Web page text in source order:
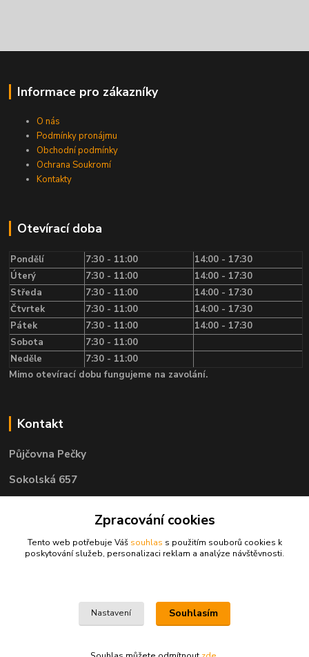
Informace pro zákazníky
O nás
Podmínky pronájmu
Obchodní podmínky
Ochrana Soukromí
Kontakty
Otevírací doba
Pondělí 7:30 - 11:00
14:00 - 17:30
Úterý
7:30 - 11:00
14:00 - 17:30
Středa
7:30 - 11:00
14:00 - 17:30
Čtvrtek
7:30 - 11:00
14:00 - 17:30
Pátek
7:30 - 11:00
14:00 - 17:30
Sobota
7:30 - 11:00
Neděle
7:30 - 11:00
Mimo otevírací dobu fungujeme na zavolání.
Kontakt
Půjčovna Pečky
Sokolská 657
Telefon: 722 585 400
Zpracování cookies
Tento web potřebuje Váš souhlas s použitím souborů cookies k
poskytování služeb, personalizaci reklam a analýze návštěvnosti.
Nastavení Souhlasím